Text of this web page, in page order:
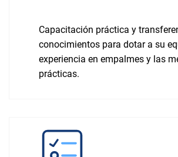
Capacitación práctica y
conocimientos para dotar a su
experiencia en empalmes y las
prácticas.